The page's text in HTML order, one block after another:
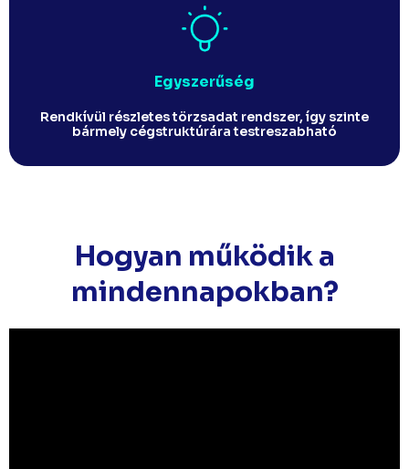
Egyszerűség
Rendkívül részletes törzsadat rendszer, így szinte
bármely cégstruktúrára testreszabható​
Hogyan működik a
mindennapokban?